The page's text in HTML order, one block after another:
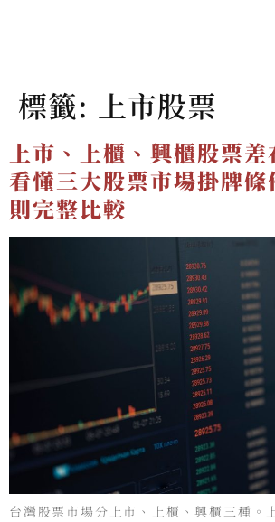
標籤: 上市股票
上市、上櫃、興櫃股票
看懂三大股票市場掛牌條
則完整比較
台灣股票市場分上市、上櫃、興櫃三種。